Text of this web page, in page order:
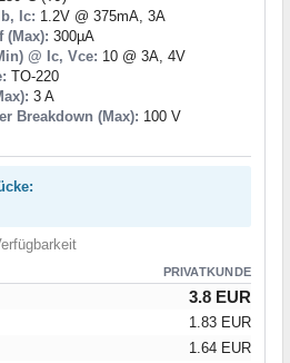
Ic: 1.2V @ 375mA, 3A
(Max): 300µA
@ Ic, Vce: 10 @ 3A, 4V
TO-220
3 A
Breakdown (Max): 100 V
PRIVATKUNDE
3.8 EUR
1.83 EUR
1.64 EUR